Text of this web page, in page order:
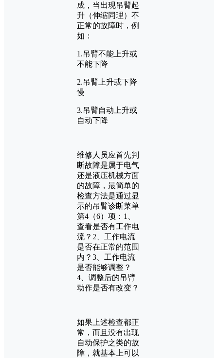
成，当出现吊臂起
升（伸缩同理）不
正常的故障时，例
如：
1.吊臂不能上升或
不能下降
2.吊臂上升或下降
慢
3.吊臂自动上升或
自动下降
维修人员应首先判
断故障是属于电气
还是液压机械方面
的故障，最简单的
检查方法是通过显
示的吊臂诊断菜单
第4（6）项：1、
查看是否有工作电
流？2、工作电流
是否在正常的范围
内？3、工作电流
是否能够调整？
4、调整后的吊臂
动作是否有改变？
如果上述检查都正
常，而且没有出现
自动保护之类的故
障，就基本上可以